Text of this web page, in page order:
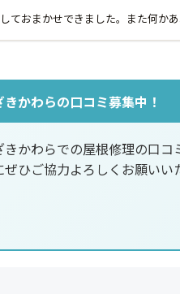
ておまかせできました。また何か
きかわらの口コミ募集中！
きかわらでの屋根修理の口
ぜひご協力よろしくお願いい